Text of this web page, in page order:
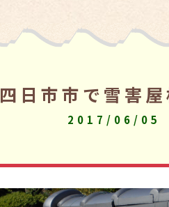
四日市市で雪害
2017/06/05